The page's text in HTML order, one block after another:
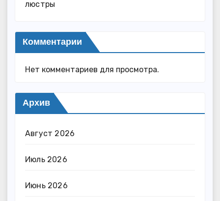
люстры
Комментарии
Нет комментариев для просмотра.
Архив
Август 2026
Июль 2026
Июнь 2026